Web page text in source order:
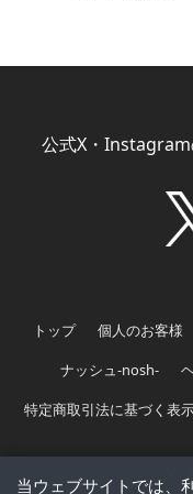
公式X・Instagram
トップ 個人のお客様
ナッシュ-nosh-
特定商取引法に基づく表
ツ